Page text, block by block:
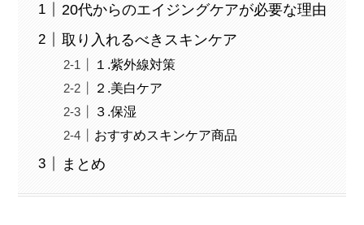
20代からのエイジングケアが必要な理由
取り入れるべきスキンケア
１.紫外線対策
２.美白ケア
３.保湿
おすすめスキンケア商品
まとめ